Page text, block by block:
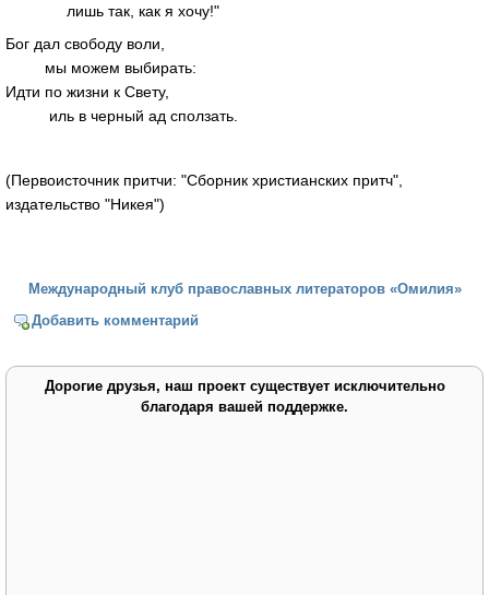
лишь так, как я хочу!"
Бог дал свободу воли,
мы можем выбирать:
Идти по жизни к Свету,
иль в черный ад сползать.
(Первоисточник притчи: "Сборник христианских притч",
издательство "Никея")
Международный клуб православных литераторов «Омилия»
Добавить комментарий
Дорогие друзья, наш проект существует исключительно
благодаря вашей поддержке.